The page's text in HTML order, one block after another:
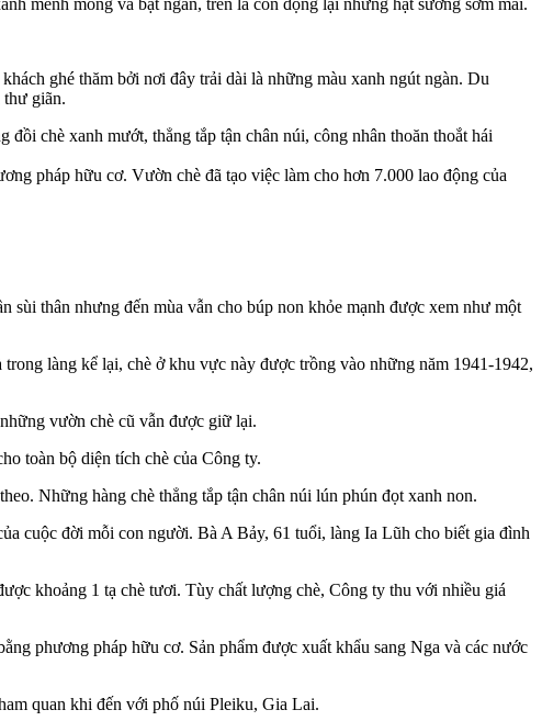
mênh mông và bạt ngàn, trên lá còn đọng lại những hạt sương sớm mai.
ghé thăm bởi nơi đây trải dài là những màu xanh ngút ngàn. Du
thư giãn.
chè xanh mướt, thẳng tắp tận chân núi, công nhân thoăn thoắt hái
pháp hữu cơ. Vườn chè đã tạo việc làm cho hơn 7.000 lao động của
thân nhưng đến mùa vẫn cho búp non khỏe mạnh được xem như một
làng kể lại, chè ở khu vực này được trồng vào những năm 1941-1942,
vườn chè cũ vẫn được giữ lại.
toàn bộ diện tích chè của Công ty.
Những hàng chè thẳng tắp tận chân núi lún phún đọt xanh non.
cuộc đời mỗi con người. Bà A Bảy, 61 tuổi, làng Ia Lũh cho biết gia đình
khoảng 1 tạ chè tươi. Tùy chất lượng chè, Công ty thu với nhiều giá
phương pháp hữu cơ. Sản phẩm được xuất khẩu sang Nga và các nước
quan khi đến với phố núi Pleiku, Gia Lai.